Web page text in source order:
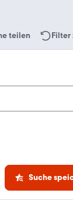
teilen Filter
Suche